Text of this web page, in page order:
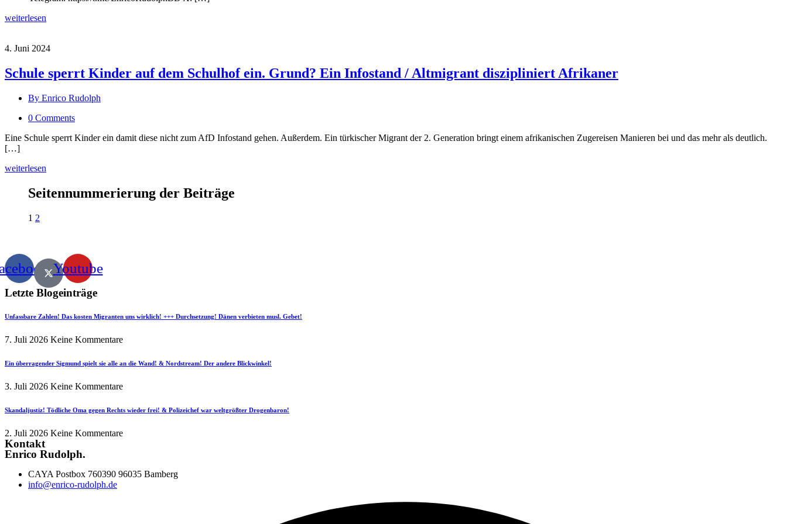
weiterlesen
4. Juni 2024
Schule sperrt Kinder auf dem Schulhof ein. Grund? Ein Infostand / Altmigrant diszipliniert Afrikaner
By Enrico Rudolph
0 Comments
Eine Schule sperrt Kinder ein damit diese nicht zum AfD Infostand gehen. Außerdem. Ein türkischer Migrant der 2. Generation bringt einem afrikanischen Zugereisen Manieren bei und das mehr als deutlich.
[…]
weiterlesen
Seitennummerierung der Beiträge
1 2
Youtube
Letzte Blogeinträge
Unfassbare Zahlen! Das kosten Migranten uns wirklich! +++ Durchsetzung! Dänen verbieten musl. Gebet!
7. Juli 2026 Keine Kommentare
Ein überragender Sigmund spielt sie alle an die Wand! & Nordstream! Der andere Blickwinkel!
3. Juli 2026 Keine Kommentare
Skandaljustiz! Tödliche Oma gegen Rechts wieder frei! & Polizeichef war weltgrößter Drogenbaron!
2. Juli 2026 Keine Kommentare
Kontakt
Enrico Rudolph.
CAYA Postbox 760390 96035 Bamberg
info@enrico-rudolph.de